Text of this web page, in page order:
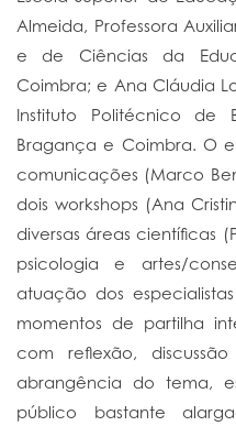
Almeida, Professora
e de Ciências da
Coimbra; e Ana Cláudia
Instituto Politécnico de
Bragança e Coimbra. O
comunicações (Marco
dois workshops (Ana
diversas áreas científicas
psicologia e artes/
atuação dos
momentos de partilha
com reflexão,
abrangência do tema,
público bastante